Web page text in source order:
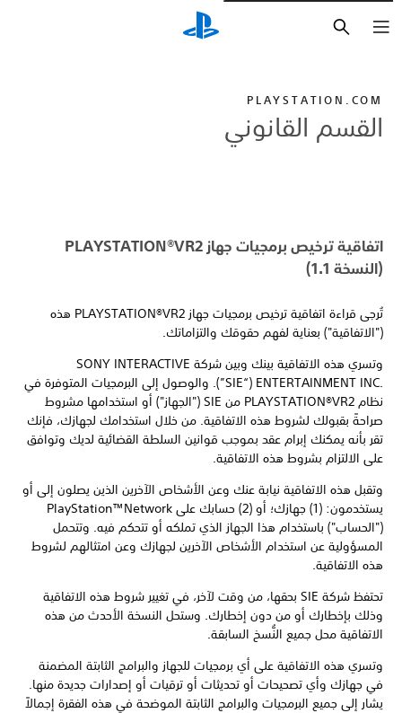
PLAYSTATION.COM
القسم القانوني
اتفاقية ترخيص برمجيات جهاز PLAYSTATION®VR2
(النسخة 1.1)
تُرجى قراءة اتفاقية ترخيص برمجيات جهاز PLAYSTATION®VR2 هذه
("الاتفاقية") بعناية لفهم حقوقك والتزاماتك.
وتسري هذه الاتفاقية بينك وبين شركة SONY INTERACTIVE
‎ENTERTAINMENT INC.‎ ‏(“SIE”).‏ والوصول إلى البرمجيات المتوفرة في
نظام PLAYSTATION®VR2 من SIE ("الجهاز") أو استخدامها مشروط
صراحةً بقبولك لشروط هذه الاتفاقية. من خلال استخدامك لجهازك، فإنك
تقر بأنه يمكنك إبرام عقد بموجب قوانين السلطة القضائية لديك وتوافق
على الالتزام بشروط هذه الاتفاقية.
وتقبل هذه الاتفاقية نيابة عنك وعن الأشخاص الآخرين الذين يصلون إلى أو
يستخدمون: (1) جهازك؛ أو (2) حسابك على PlayStation™Network
("الحساب") باستخدام هذا الجهاز الذي تملكه أو تتحكم فيه. وتتحمل
المسؤولية عن استخدام الأشخاص الآخرين لجهازك وعن امتثالهم لشروط
هذه الاتفاقية.
تحتفظ شركة SIE بحقها، من وقت لآخر، في تغيير شروط هذه الاتفاقية
وذلك بإخطارك أو من دون إخطارك. وستحل النسخة الأحدث من هذه
الاتفاقية محل جميع النُّسخ السابقة.
وتسري هذه الاتفاقية على أي برمجيات للجهاز والبرامج الثابتة المضمنة
في جهازك وأي تصحيحات أو تحديثات أو ترقيات أو إصدارات جديدة منها.
يشار إلى جميع البرمجيات والبرامج الثابتة الموضحة في هذه الفقرة إجمالاً